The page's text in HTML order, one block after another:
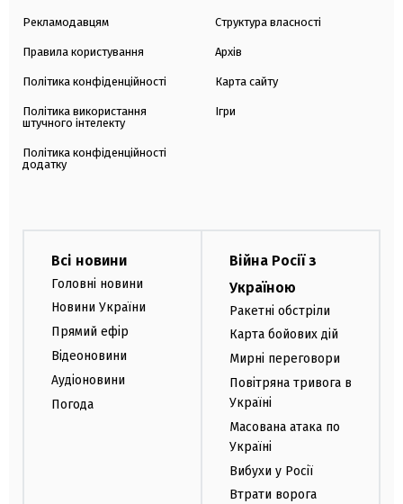
Рекламодавцям
Правила користування
Політика конфіденційності
Політика використання
штучного інтелекту
Політика конфіденційності
додатку
Структура власності
Архів
Карта сайту
Ігри
Всі новини
Головні новини
Новини України
Прямий ефір
Відеоновини
Аудіоновини
Погода
Війна Росії з
Україною
Ракетні обстріли
Карта бойових дій
Мирні переговори
Повітряна тривога в
Україні
Масована атака по
Україні
Вибухи у Росії
Втрати ворога